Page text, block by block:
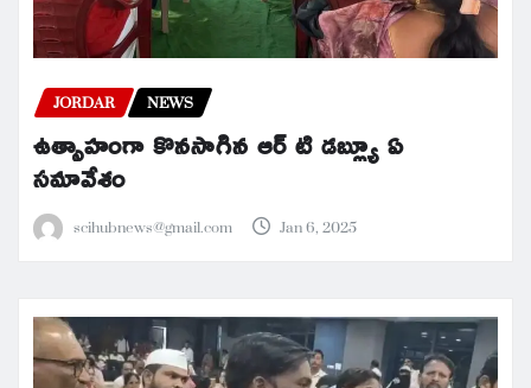
JORDAR NEWS
ఉత్సాహంగా కొనసాగిన ఆర్ టి డబ్ల్యూ ఏ
సమావేశం
scihubnews@gmail.com Jan 6, 2025